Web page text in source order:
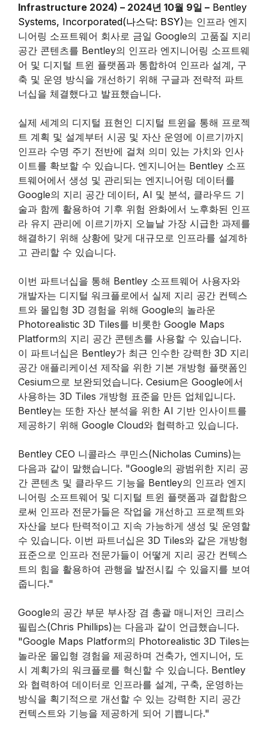
Infrastructure 2024) – 2024년 10월 9일 – Bentley
Systems, Incorporated(나스닥: BSY)는 인프라 엔지
니어링 소프트웨어 회사로 금일 Google의 고품질 지리
공간 콘텐츠를 Bentley의 인프라 엔지니어링 소프트웨
어 및 디지털 트윈 플랫폼과 통합하여 인프라 설계, 구
축 및 운영 방식을 개선하기 위해 구글과 전략적 파트
너십을 체결했다고 발표했습니다.
실제 세계의 디지털 표현인 디지털 트윈을 통해 프로젝
트 계획 및 설계부터 시공 및 자산 운영에 이르기까지
인프라 수명 주기 전반에 걸쳐 의미 있는 가치와 인사
이트를 확보할 수 있습니다. 엔지니어는 Bentley 소프
트웨어에서 생성 및 관리되는 엔지니어링 데이터를
Google의 지리 공간 데이터, AI 및 분석, 클라우드 기
술과 함께 활용하여 기후 위험 완화에서 노후화된 인프
라 유지 관리에 이르기까지 오늘날 가장 시급한 과제를
해결하기 위해 상황에 맞게 대규모로 인프라를 설계하
고 관리할 수 있습니다.
이번 파트너십을 통해 Bentley 소프트웨어 사용자와
개발자는 디지털 워크플로에서 실제 지리 공간 컨텍스
트와 몰입형 3D 경험을 위해 Google의 놀라운
Photorealistic 3D Tiles를 비롯한 Google Maps
Platform의 지리 공간 콘텐츠를 사용할 수 있습니다.
이 파트너십은 Bentley가 최근 인수한 강력한 3D 지리
공간 애플리케이션 제작을 위한 기본 개방형 플랫폼인
Cesium으로 보완되었습니다. Cesium은 Google에서
사용하는 3D Tiles 개방형 표준을 만든 업체입니다.
Bentley는 또한 자산 분석을 위한 AI 기반 인사이트를
제공하기 위해 Google Cloud와 협력하고 있습니다.
Bentley CEO 니콜라스 쿠민스(Nicholas Cumins)는
다음과 같이 말했습니다. "Google의 광범위한 지리 공
간 콘텐츠 및 클라우드 기능을 Bentley의 인프라 엔지
니어링 소프트웨어 및 디지털 트윈 플랫폼과 결합함으
로써 인프라 전문가들은 작업을 개선하고 프로젝트와
자산을 보다 탄력적이고 지속 가능하게 생성 및 운영할
수 있습니다. 이번 파트너십은 3D Tiles와 같은 개방형
표준으로 인프라 전문가들이 어떻게 지리 공간 컨텍스
트의 힘을 활용하여 관행을 발전시킬 수 있을지를 보여
줍니다."
Google의 공간 부문 부사장 겸 총괄 매니저인 크리스
필립스(Chris Phillips)는 다음과 같이 언급했습니다.
"Google Maps Platform의 Photorealistic 3D Tiles는
놀라운 몰입형 경험을 제공하며 건축가, 엔지니어, 도
시 계획가의 워크플로를 혁신할 수 있습니다. Bentley
와 협력하여 데이터로 인프라를 설계, 구축, 운영하는
방식을 획기적으로 개선할 수 있는 강력한 지리 공간
컨텍스트와 기능을 제공하게 되어 기쁩니다."